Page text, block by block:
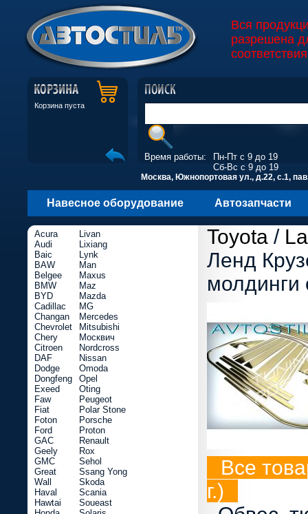
Вся
разрешена
Корзина пуста
Время работы:
Пн-Пт с 9 до 19
Сб-Вс с 9 до 19
Москва, Южнопортовая ул., д.22, с.1,
Навесное оборудование Автозапчасти
Toyota /
Ленд
молдинги
Все
г.)
Acura
Audi
Baic
BAW
Belgee
BMW
BYD
Cadillac
Changan
Chevrolet
Chery
Citroen
DAF
Dodge
Dongfeng
Exeed
Faw
Fiat
Foton
Ford
GAC
Geely
GMC
Great
Wall
Haval
Hawtai
Livan
Lixiang
Lynk
Man
Maxus
Maz
Mazda
MG
Mercedes
Mitsubishi
Москвич
Nordcross
Nissan
Omoda
Opel
Oting
Peugeot
Polar Stone
Porsche
Proton
Renault
Rox
Sehol
Ssang Yong
Skoda
Scania
Soueast